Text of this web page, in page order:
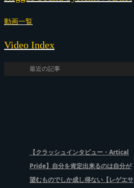
動画一覧
Video Index
最近の記事
【クラッシュインタビュー・Artical
Pride】自分を肯定出来るのは自分が
望むものでしか成し得ない【レゲエサ